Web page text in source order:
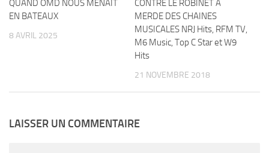
QUAND OMD NOUS MENAIT
EN BATEAUX
8 AVRIL 2025
CONTRE LE ROBINET A
MERDE DES CHAINES
MUSICALES NRJ Hits, RFM TV,
M6 Music, Top C Star et W9
Hits
21 NOVEMBRE 2018
LAISSER UN COMMENTAIRE